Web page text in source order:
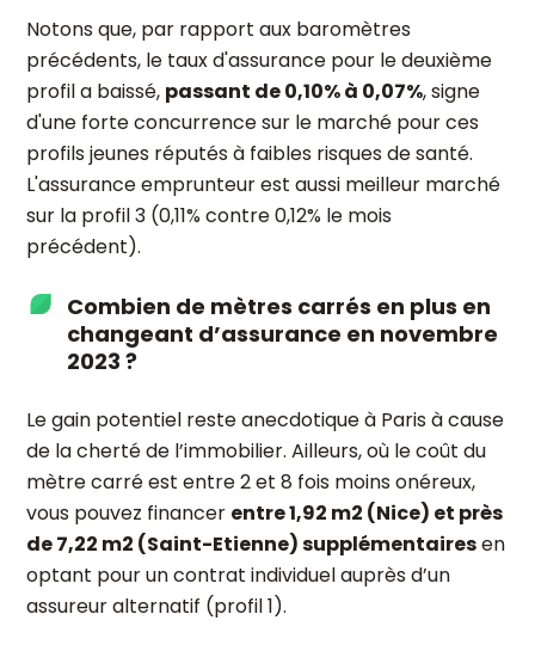
Notons que, par rapport aux baromètres
précédents, le taux d'assurance pour le deuxième
profil a baissé, passant de 0,10% à 0,07%, signe
d'une forte concurrence sur le marché pour ces
profils jeunes réputés à faibles risques de santé.
L'assurance emprunteur est aussi meilleur marché
sur la profil 3 (0,11% contre 0,12% le mois
précédent).
Combien de mètres carrés en plus en
changeant d’assurance en novembre
2023 ?
Le gain potentiel reste anecdotique à Paris à cause
de la cherté de l’immobilier. Ailleurs, où le coût du
mètre carré est entre 2 et 8 fois moins onéreux,
vous pouvez financer entre 1,92 m2 (Nice) et près
de 7,22 m2 (Saint-Etienne) supplémentairesen
optant pour un contrat individuel auprès d’un
assureur alternatif (profil 1).